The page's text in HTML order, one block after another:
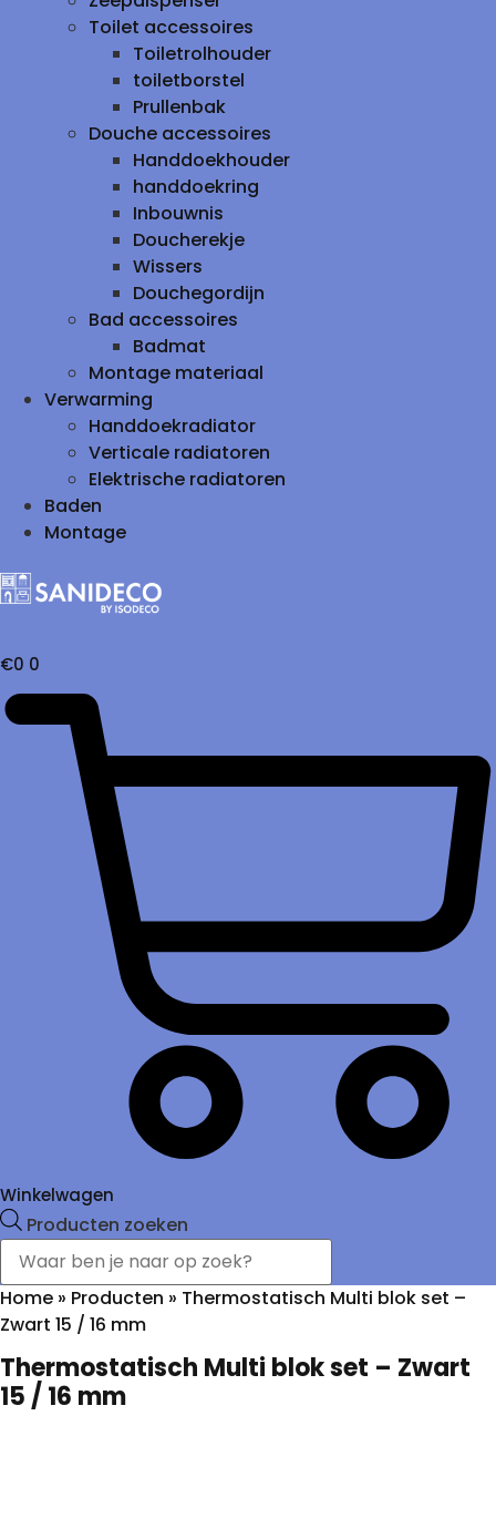
Toilet accessoires
Toiletrolhouder
toiletborstel
Prullenbak
Douche accessoires
Handdoekhouder
handdoekring
Inbouwnis
Doucherekje
Wissers
Douchegordijn
Bad accessoires
Badmat
Montage materiaal
Verwarming
Handdoekradiator
Verticale radiatoren
Elektrische radiatoren
Baden
Montage
€0 0
Winkelwagen
Producten zoeken
Home » Producten » Thermostatisch Multi blok set –
Zwart 15 / 16 mm
Thermostatisch Multi blok set – Zwart
15 / 16 mm